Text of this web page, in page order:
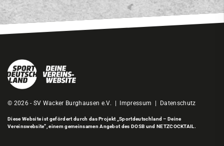
© 2026 - SV Wacker Burghausen e.V. | Impressum | Datenschutz
Diese Website ist gefördert durch das Projekt „Sportdeutschland – Deine
Vereinswebsite” , einem gemeinsamen Angebot des DOSB und NETZCOCKTAIL.